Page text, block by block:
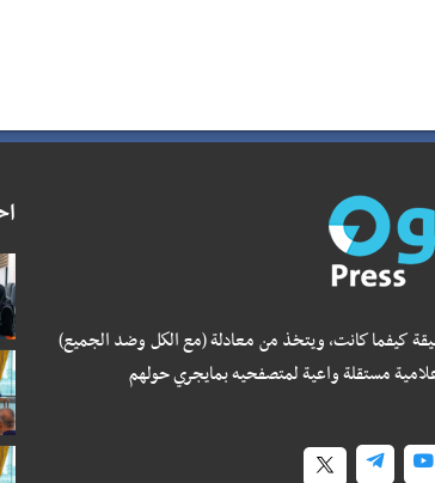
كيفما كانت، ويتخذ من معادلة (مع الكل وضد الجميع)
مستقلة واعية لمتصفحيه بمايجري حولهم